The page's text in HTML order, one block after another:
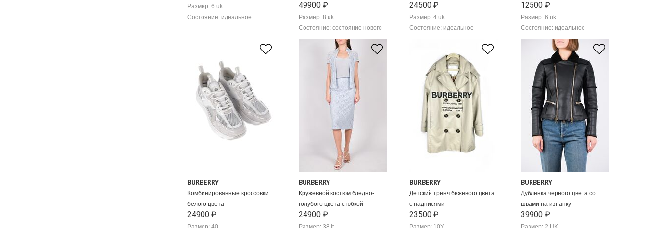
Размер: 6 uk
Состояние: идеальное
49900 ₽
Размер: 8 uk
Состояние: состояние нового
24500 ₽
Размер: 4 uk
Состояние: идеальное
12500 ₽
Размер: 6 uk
Состояние: идеальное
BURBERRY
Комбинированные кроссовки
белого цвета
24900 ₽
Размер: 40
BURBERRY
Кружевной костюм бледно-
голубого цвета с юбкой
24900 ₽
Размер: 38 it
BURBERRY
Детский тренч бежевого цвета
с надписями
23500 ₽
Размер: 10Y
BURBERRY
Дубленка черного цвета со
швами на изнанку
39900 ₽
Размер: 2 UK